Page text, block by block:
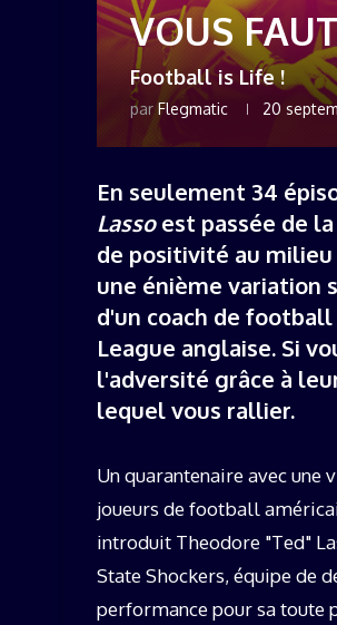
VOUS FAUT
Football is Life !
par Flegmatic 20
En seulement 34
Lassoest passée de
de positivité au
une énième variation
d'un coach de
League anglaise. Si
l'adversité grâce à
lequel vous rallier.
Un quarantenaire avec une
joueurs de football
introduit Theodore "Ted"
State Shockers, équipe de
performance pour sa toute